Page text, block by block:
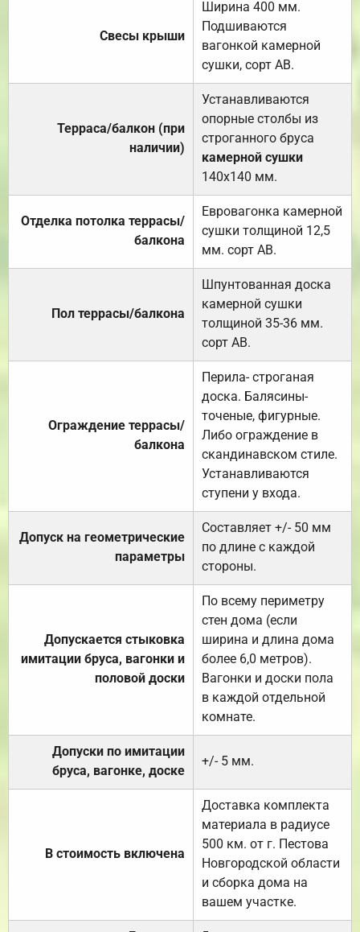
Свесы крыши
Ширина 400 мм.
Подшиваются
вагонкой камерной
сушки, сорт АВ.
Терраса/балкон (при
наличии)
Устанавливаются
опорные столбы из
строганного бруса
камерной сушки
140х140 мм.
Отделка потолка террасы/
балкона
Евровагонка камерной
сушки толщиной 12,5
мм. сорт АВ.
Пол террасы/балкона
Шпунтованная доска
камерной сушки
толщиной 35-36 мм.
сорт АВ.
Ограждение террасы/
балкона
Перила- строганая
доска. Балясины-
точеные, фигурные.
Либо ограждение в
скандинавском стиле.
Устанавливаются
ступени у входа.
Допуск на геометрические
параметры
Составляет +/- 50 мм
по длине с каждой
стороны.
Допускается стыковка
имитации бруса, вагонки и
половой доски
По всему периметру
стен дома (если
ширина и длина дома
более 6,0 метров).
Вагонки и доски пола
в каждой отдельной
комнате.
Допуски по имитации
бруса, вагонке, доске
+/- 5 мм.
В стоимость включена
Доставка комплекта
материала в радиусе
500 км. от г. Пестова
Новгородской области
и сборка дома на
вашем участке.